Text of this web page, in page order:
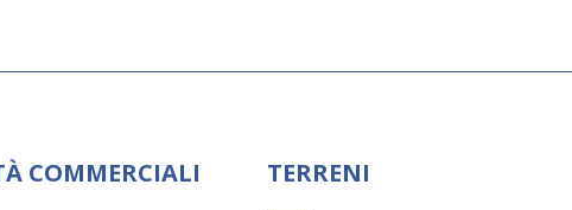
COMMERCIALI TERRENI